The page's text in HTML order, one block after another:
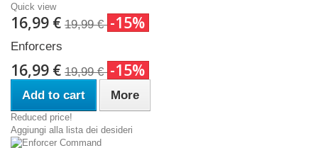
Quick view
16,99 € 19,99 € -15%
Enforcers
16,99 € 19,99 € -15%
Add to cart More
Reduced price!
Aggiungi alla lista dei desideri